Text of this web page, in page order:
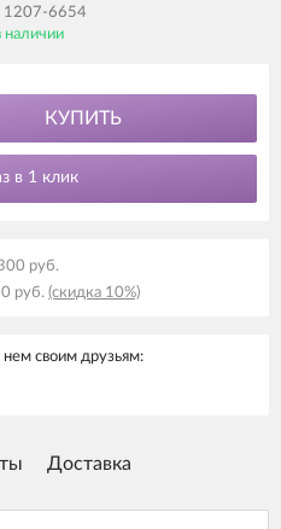
1207-6654
наличии
КУПИТЬ
в 1 клик
руб.
0 руб. (скидка 10%)
нем своим друзьям:
Доставка